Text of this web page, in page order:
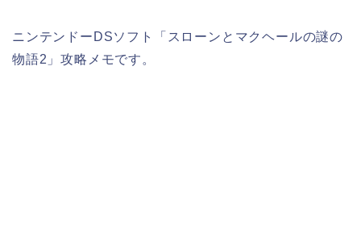
ニンテンドーDSソフト「スローンとマクヘールの謎の
物語2」攻略メモです。